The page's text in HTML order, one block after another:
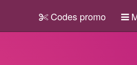
Codes promo